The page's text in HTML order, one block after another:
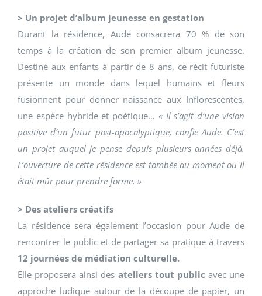
> Un projet d’album jeunesse en gestation
Durant la résidence, Aude consacrera 70 % de son
temps à la création de son premier album jeunesse.
Destiné aux enfants à partir de 8 ans, ce récit futuriste
présente un monde dans lequel humains et fleurs
fusionnent pour donner naissance aux Inflorescentes,
une espèce hybride et poétique… « Il s’agit d’une vision
positive d’un futur post-apocalyptique, confie Aude. C’est
un projet auquel je pense depuis plusieurs années déjà.
L’ouverture de cette résidence est tombée au moment où il
était mûr pour prendre forme. »
> Des ateliers créatifs
La résidence sera également l’occasion pour Aude de
rencontrer le public et de partager sa pratique à travers
12 journées de médiation culturelle.
Elle proposera ainsi des ateliers tout public avec une
approche ludique autour de la découpe de papier, un